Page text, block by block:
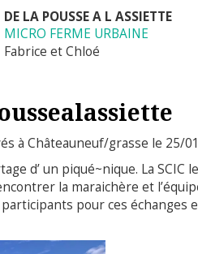
DE LA POUSSE A L ASSIETTE
MICRO FERME URBAINE
Fabrice et Chloé
à Châteauneuf/grasse le 25/
d’ un piqué~nique. La SCIC
la maraichère et
pour ces échanges